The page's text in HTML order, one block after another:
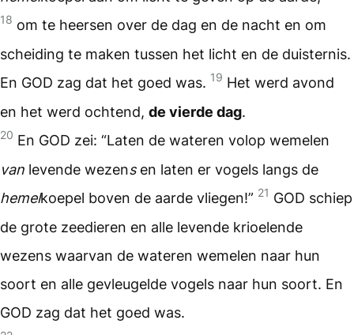
18 om te heersen over de dag en de nacht en om
scheiding te maken tussen het licht en de duisternis.
En GOD zag dat het goed was. 19 Het werd avond
en het werd ochtend, de vierde dag.
20 En GOD zei: “Laten de wateren volop wemelen
van levende wezensen laten er vogels langs de
hemelkoepel boven de aarde vliegen!” 21 GOD schiep
de grote zeedieren en alle levende krioelende
wezens waarvan de wateren wemelen naar hun
soort en alle gevleugelde vogels naar hun soort. En
GOD zag dat het goed was.